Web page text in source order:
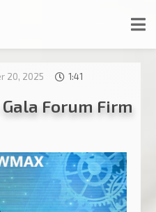
20, 2025 1:41
Forum Firm